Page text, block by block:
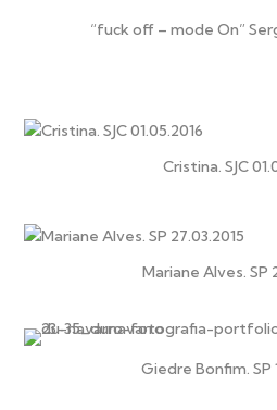
“fuck off – mode On”
Cristina. SJC
Mariane Alves. SP
Giedre Bonfim. SP